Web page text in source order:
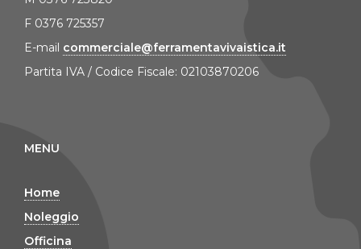
F 0376 725357
E-mail commerciale@ferramentavivaistica.it
Partita IVA / Codice Fiscale: 02103870206
MENU
Home
Noleggio
Officina